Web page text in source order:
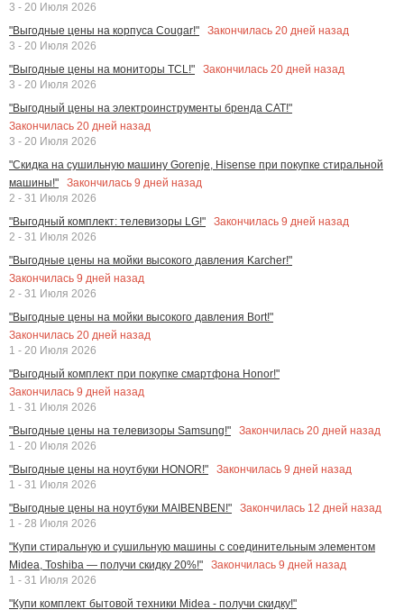
3 - 20 Июля 2026
"Выгодные цены на корпуса Cougar!"
Закончилась 20 дней назад
3 - 20 Июля 2026
"Выгодные цены на мониторы TCL!"
Закончилась 20 дней назад
3 - 20 Июля 2026
"Выгодный цены на электроинструменты бренда CAT!"
Закончилась 20 дней назад
3 - 20 Июля 2026
"Скидка на сушильную машину Gorenje, Hisense при покупке стиральной
машины!"
Закончилась 9 дней назад
2 - 31 Июля 2026
"Выгодный комплект: телевизоры LG!"
Закончилась 9 дней назад
2 - 31 Июля 2026
"Выгодные цены на мойки высокого давления Karcher!"
Закончилась 9 дней назад
2 - 31 Июля 2026
"Выгодные цены на мойки высокого давления Bort!"
Закончилась 20 дней назад
1 - 20 Июля 2026
"Выгодный комплект при покупке смартфона Honor!"
Закончилась 9 дней назад
1 - 31 Июля 2026
"Выгодные цены на телевизоры Samsung!"
Закончилась 20 дней назад
1 - 20 Июля 2026
"Выгодные цены на ноутбуки HONOR!"
Закончилась 9 дней назад
1 - 31 Июля 2026
"Выгодные цены на ноутбуки MAIBENBEN!"
Закончилась 12 дней назад
1 - 28 Июля 2026
"Купи стиральную и сушильную машины с соединительным элементом
Midea, Toshiba — получи скидку 20%!"
Закончилась 9 дней назад
1 - 31 Июля 2026
"Купи комплект бытовой техники Midea - получи скидку!"